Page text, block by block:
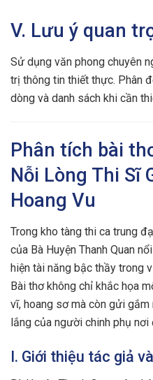
V. Lưu ý quan
Sử dụng văn phong chuyên
trị thông tin thiết thực. Phân
dòng và danh sách khi cần
Phân tích bài
Nỗi Lòng Thi Sĩ
Hoang Vu
Trong kho tàng thi ca trung
của Bà Huyện Thanh Quan
hiện tài năng bậc thầy trong
Bài thơ không chỉ khắc họa
vĩ, hoang sơ mà còn gửi
lắng của người chinh phụ nơi
I. Giới thiệu tác giả